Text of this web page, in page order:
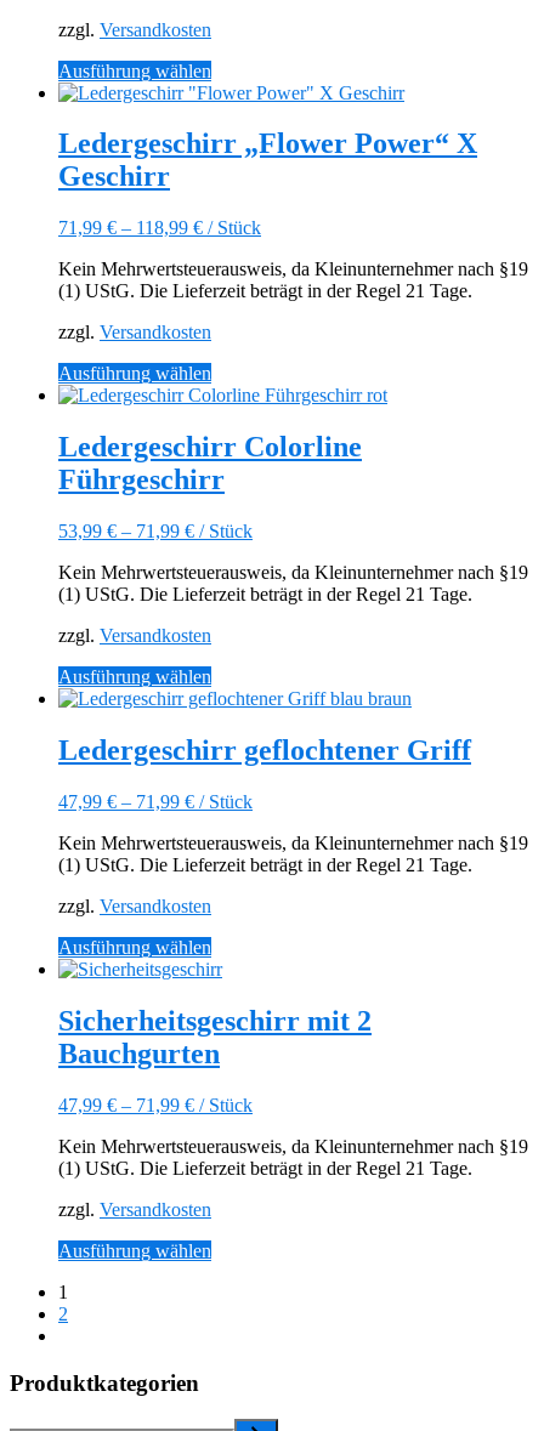
zzgl. Versandkosten
Ausführung wählen
Produkt
mehrere
Varianten
Optionen
auf
der
Ledergeschirr „Flower Power“ X
Geschirr
71,99 € – 118,99 € / Stück
Kein Mehrwertsteuerausweis, da Kleinunternehmer nach §19
(1) UStG. Die Lieferzeit beträgt in der Regel 21 Tage.
zzgl. Versandkosten
Ausführung wählen
Produkt
mehrere
Varianten
auf.
Optionen
können
auf
der
Ledergeschirr Colorline
Führgeschirr
53,99 € – 71,99 € / Stück
Kein Mehrwertsteuerausweis, da Kleinunternehmer nach §19
(1) UStG. Die Lieferzeit beträgt in der Regel 21 Tage.
zzgl. Versandkosten
Ausführung wählen
Produkt
mehrere
Varianten
Die
können
auf
Produktseite
gewählt
werden
Ledergeschirr geflochtener Griff
47,99 € – 71,99 € / Stück
Kein Mehrwertsteuerausweis, da Kleinunternehmer nach §19
(1) UStG. Die Lieferzeit beträgt in der Regel 21 Tage.
zzgl. Versandkosten
Ausführung wählen
Produkt
mehrere
Varianten
auf.
Optionen
können
auf
der
Sicherheitsgeschirr mit 2
Bauchgurten
47,99 € – 71,99 € / Stück
Kein Mehrwertsteuerausweis, da Kleinunternehmer nach §19
(1) UStG. Die Lieferzeit beträgt in der Regel 21 Tage.
zzgl. Versandkosten
Ausführung wählen
können
1
2
Produktkategorien